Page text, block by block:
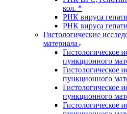
кол. *
РНК вируса
РНК вируса
Гистологические
материала
Гистологическое
пункционного
Гистологическое
пункционного
Гистологическое
пункционного
Гистологическое